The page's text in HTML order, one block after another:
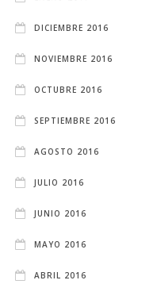
DICIEMBRE 2016
NOVIEMBRE 2016
OCTUBRE 2016
SEPTIEMBRE 2016
AGOSTO 2016
JULIO 2016
JUNIO 2016
MAYO 2016
ABRIL 2016